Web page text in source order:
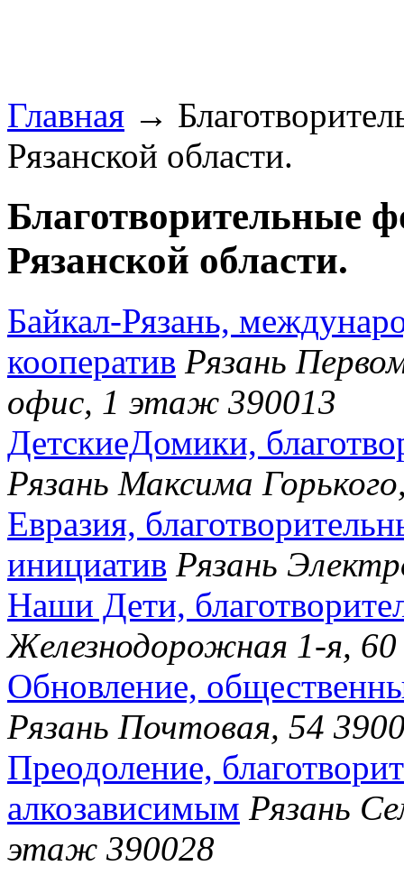
Главная →
Рязанской области.
Благотворительные
Рязанской области.
Байкал-Рязань,
кооператив Рязань
офис, 1 этаж 390013
ДетскиеДомики,
Рязань Максима
Евразия,
инициатив Рязань
Наши Дети,
Железнодорожная 1-я,
Обновление,
Рязань Почтовая, 54
Преодоление,
алкозависимым Рязань
этаж 390028